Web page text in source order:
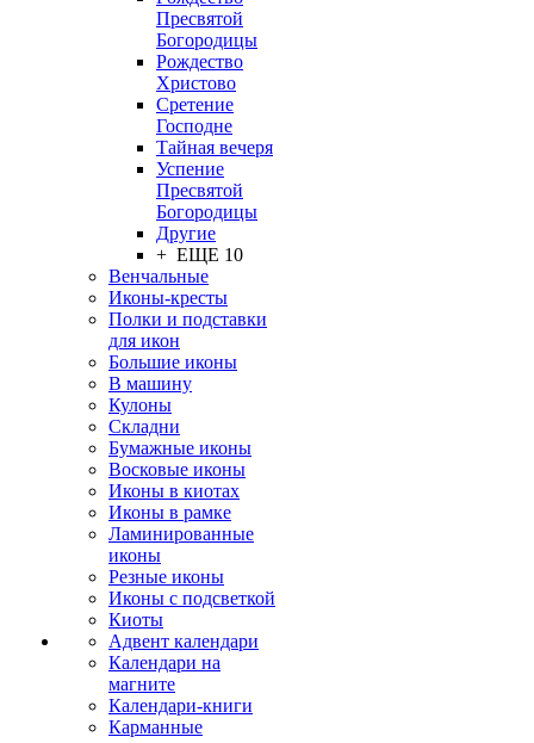
Пресвятой
Богородицы
Рождество
Христово
Сретение
Господне
Тайная вечеря
Успение
Пресвятой
Богородицы
Другие
+ ЕЩЕ 10
Венчальные
Иконы-кресты
Полки и подставки
для икон
Большие иконы
В машину
Кулоны
Складни
Бумажные иконы
Восковые иконы
Иконы в киотах
Иконы в рамке
Ламинированные
иконы
Резные иконы
Иконы с подсветкой
Киоты
Адвент календари
Календари на
магните
Календари-книги
Карманные